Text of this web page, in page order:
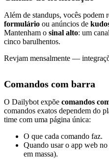
Além de standups, vocês podem
formulário ou anúncios de
Mantenham o sinal alto: um
cinco barulhentos.
Revjam mensalmente —
Comandos com barra
O Dailybot expõe comandos
comandos exatos dependem do
time com uma página única:
O que cada comando faz.
Quando usar o app web
em massa).